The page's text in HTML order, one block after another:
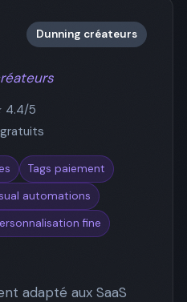
Dunning créateurs
4.4/5
Tags paiement
automations
fine
adapté aux SaaS